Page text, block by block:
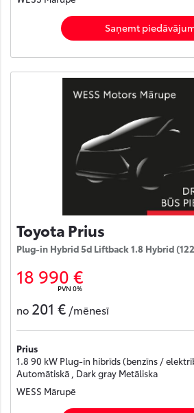
Saņemt
Toyota Prius
Plug-in Hybrid 5d Liftback 1.8 Hybrid
18 990 €
PVN 0%
no 201 € /mēnesī
Prius
1.8 90 kW Plug-in hibrīds (benzīns /
Automātiskā , Dark gray Metāliska
WESS Mārupē